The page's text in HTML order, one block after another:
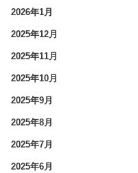
2026年1月
2025年12月
2025年11月
2025年10月
2025年9月
2025年8月
2025年7月
2025年6月